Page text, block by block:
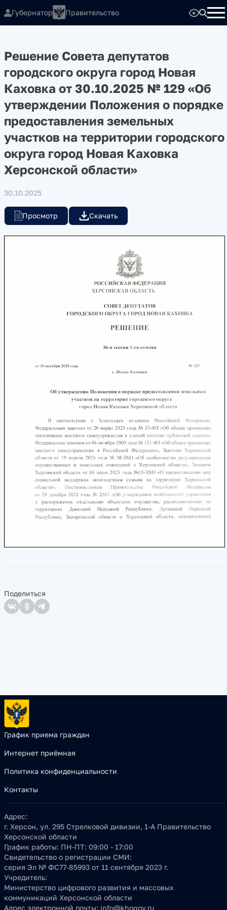
Губернатор Правительство
Решение Совета депутатов
городского округа город Новая
Каховка от 30.10.2025 № 129 «Об
утверждении Положения о порядке
предоставления земельных
участков на территории городского
округа город Новая Каховка
Херсонской области»
30.10.2025
Просмотр Скачать
Поделиться
График приема граждан
Интернет приёмная
Политика конфиденциальности
Контакты
Адрес:
г. Херсон, ул. 295 Стрелковой дивизии, 1-А Правительство
Херсонской области
График работы: ПН-ПТ: 09:00 - 17:00
Свидетельство о регистрации СМИ:
серия Эл № ФС77-85993 от 11 сентября 2023 г.
Учредитель:
Министерство цифрового развития и массовых
коммуникаций Херсонской области
Адрес электронной почты: info@khogov.ru